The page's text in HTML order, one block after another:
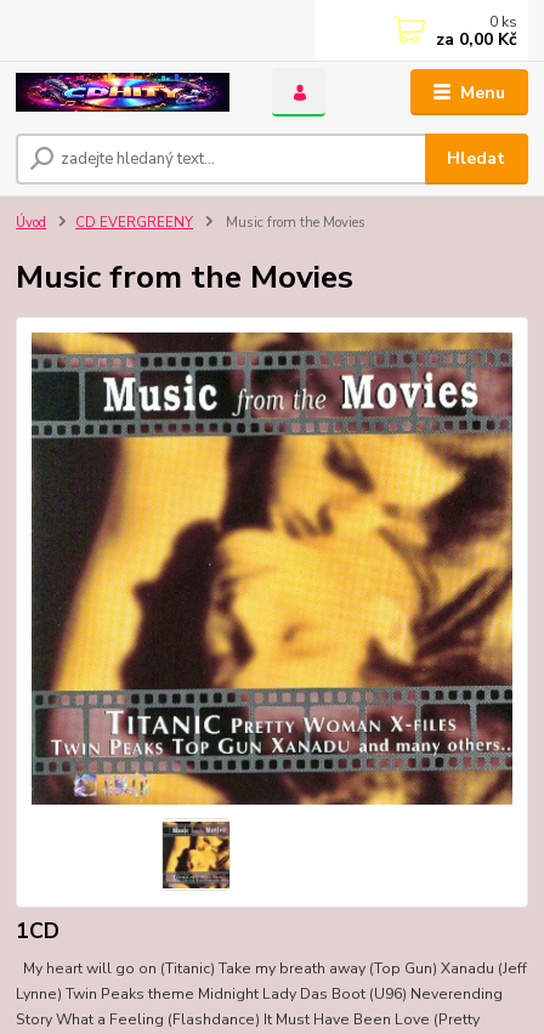
Menu
Hledat
0 ks
za 0,00 Kč
Úvod CD EVERGREENY Music from the Movies
Music from the Movies
1CD
My heart will go on (Titanic) Take my breath away (Top Gun) Xanadu (Jeff
Lynne) Twin Peaks theme Midnight Lady Das Boot (U96) Neverending
Story What a Feeling (Flashdance) It Must Have Been Love (Pretty